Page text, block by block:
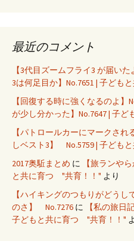
最近のコメント
【3代目ズームフライ3 が届い
3は何足目か】No.7651 | 子ども
【回復する時に強くなるのよ】
が少し分かった】No.7647 | 子
【パトロールカーにマークさ
しベスト3】 No.5759 | 子ども
2017奥駈まとめ に
【旅ランや
と共に育つ "共育！！" より
【ハイキングのつもりがどう
のさ】 No.7276 に
【私の旅日
子どもと共に育つ "共育！！"